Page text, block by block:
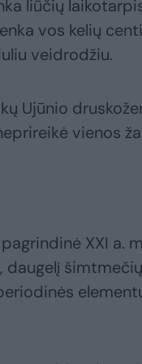
liūčių
vos kelių
veidrodžiu.
Ujūnio
vienos
XXI a.